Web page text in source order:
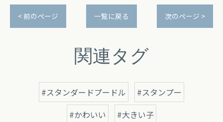
< 前のページ 一覧に戻る 次のページ >
関連タグ
#スタンダードプードル
#スタンプー
#かわいい
#大きい子